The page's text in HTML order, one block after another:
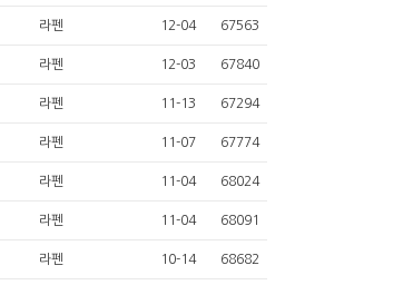
라펜 12-04 67563
라펜 12-03 67840
라펜 11-13 67294
라펜 11-07 67774
라펜 11-04 68024
라펜 11-04 68091
라펜 10-14 68682